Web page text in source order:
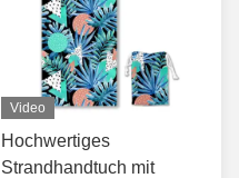
Video
Hochwertiges
Strandhandtuch mit